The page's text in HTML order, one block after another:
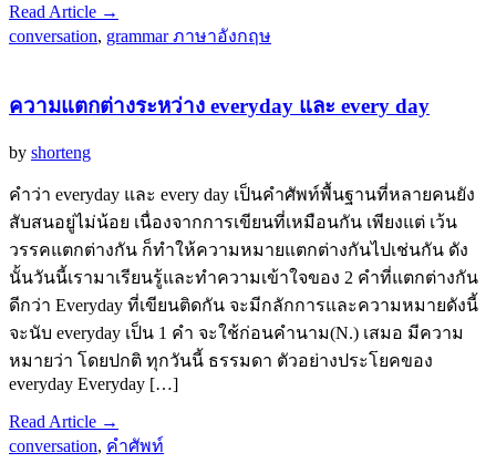
Read Article →
conversation, grammar ภาษาอังกฤษ
ความแตกต่างระหว่าง everyday และ every day
by shorteng
คำว่า everyday และ every day เป็นคำศัพท์พื้นฐานที่หลายคนยัง
สับสนอยู่ไม่น้อย เนื่องจากการเขียนที่เหมือนกัน เพียงแต่ เว้น
วรรคแตกต่างกัน ก็ทำให้ความหมายแตกต่างกันไปเช่นกัน ดัง
นั้นวันนี้เรามาเรียนรู้และทำความเข้าใจของ 2 คำที่แตกต่างกัน
ดีกว่า Everyday ที่เขียนติดกัน จะมีกลักการและความหมายดังนี้
จะนับ everyday เป็น 1 คำ จะใช้ก่อนคำนาม(N.) เสมอ มีความ
หมายว่า โดยปกติ ทุกวันนี้ ธรรมดา ตัวอย่างประโยคของ
everyday Everyday […]
Read Article →
conversation, คำศัพท์